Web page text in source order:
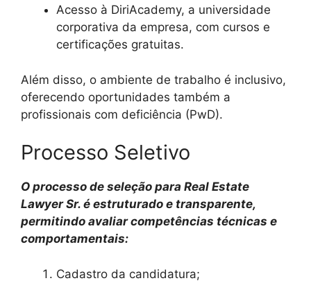
Acesso à DiriAcademy, a universidade
corporativa da empresa, com cursos e
certificações gratuitas.
Além disso, o ambiente de trabalho é inclusivo,
oferecendo oportunidades também a
profissionais com deficiência (PwD).
Processo Seletivo
O processo de seleção para Real Estate
Lawyer Sr. é estruturado e transparente,
permitindo avaliar competências técnicas e
comportamentais:
Cadastro da candidatura;